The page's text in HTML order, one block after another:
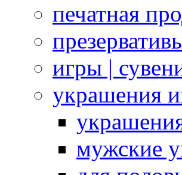
печатная
игры |
украшения
мужские